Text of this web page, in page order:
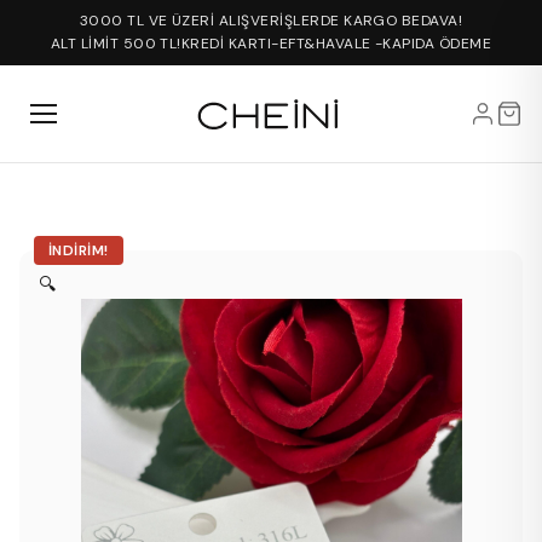
3000 TL VE ÜZERİ ALIŞVERİŞLERDE KARGO BEDAVA!
ALT LİMİT 500 TL!KREDİ KARTI-EFT&HAVALE -KAPIDA ÖDEME
İNDIRIM!
🔍